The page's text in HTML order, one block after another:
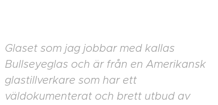
Glaset som jag jobbar med kallas
Bullseyeglas och är från en Amerikansk
glastillverkare som har ett
väldokumenterat och brett utbud av